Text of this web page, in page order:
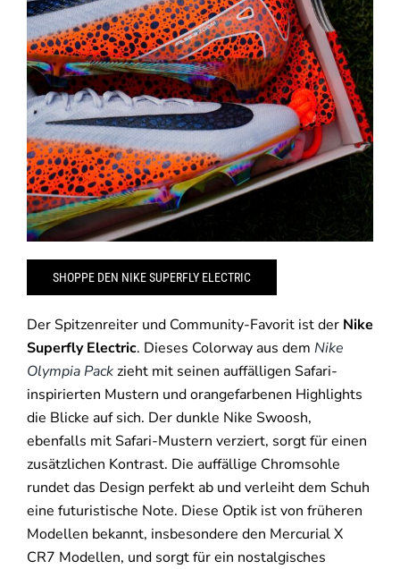
SHOPPE DEN NIKE SUPERFLY ELECTRIC
Der Spitzenreiter und Community-Favorit ist der Nike
Superfly Electric. Dieses Colorway aus dem Nike
Olympia Packzieht mit seinen auffälligen Safari-
inspirierten Mustern und orangefarbenen Highlights
die Blicke auf sich. Der dunkle Nike Swoosh,
ebenfalls mit Safari-Mustern verziert, sorgt für einen
zusätzlichen Kontrast. Die auffällige Chromsohle
rundet das Design perfekt ab und verleiht dem Schuh
eine futuristische Note. Diese Optik ist von früheren
Modellen bekannt, insbesondere den Mercurial X
CR7 Modellen, und sorgt für ein nostalgisches